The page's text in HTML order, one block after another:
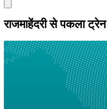
राजमाहेंदरी से पकला ट्रेन